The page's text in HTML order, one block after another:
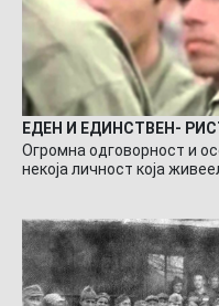
ЕДЕН И ЕДИНСТВЕН-
Огромна одговорност и
некоја личност која